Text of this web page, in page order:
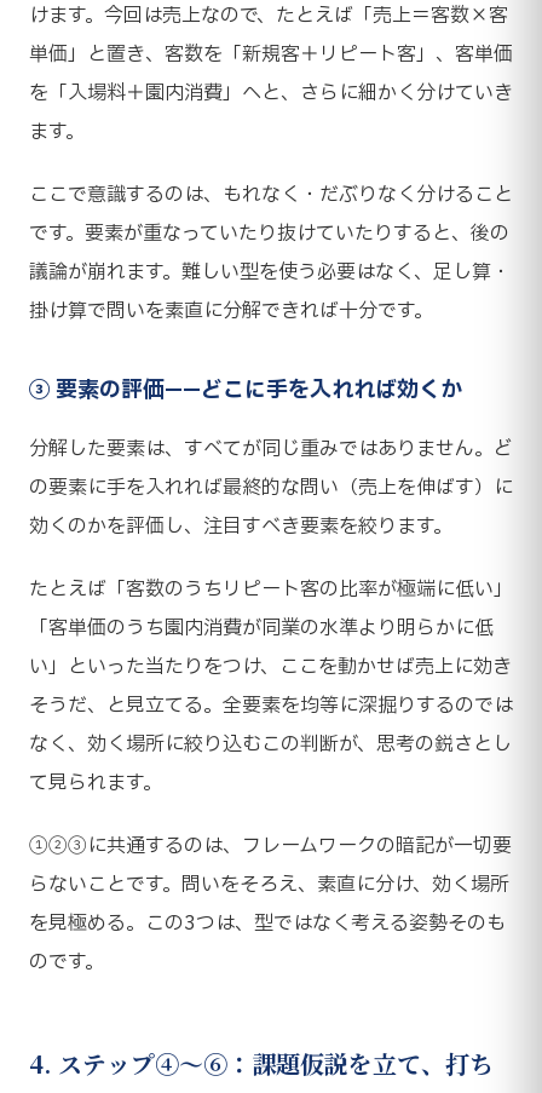
けます。今回は売上なので、たとえば「売上＝客数×客
単価」と置き、客数を「新規客＋リピート客」、客単価
を「入場料＋園内消費」へと、さらに細かく分けていき
ます。
ここで意識するのは、もれなく・だぶりなく分けること
です。要素が重なっていたり抜けていたりすると、後の
議論が崩れます。難しい型を使う必要はなく、足し算・
掛け算で問いを素直に分解できれば十分です。
③ 要素の評価——どこに手を入れれば効くか
分解した要素は、すべてが同じ重みではありません。ど
の要素に手を入れれば最終的な問い（売上を伸ばす）に
効くのかを評価し、注目すべき要素を絞ります。
たとえば「客数のうちリピート客の比率が極端に低い」
「客単価のうち園内消費が同業の水準より明らかに低
い」といった当たりをつけ、ここを動かせば売上に効き
そうだ、と見立てる。全要素を均等に深掘りするのでは
なく、効く場所に絞り込むこの判断が、思考の鋭さとし
て見られます。
①②③に共通するのは、フレームワークの暗記が一切要
らないことです。問いをそろえ、素直に分け、効く場所
を見極める。この3つは、型ではなく考える姿勢そのも
のです。
4. ステップ④〜⑥：課題仮説を立て、打ち